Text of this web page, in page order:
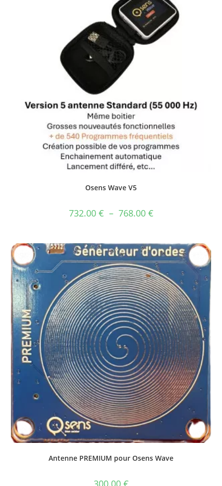
Osens Wave V5
732.00 € – 768.00 €
Antenne PREMIUM pour Osens Wave
300.00 €